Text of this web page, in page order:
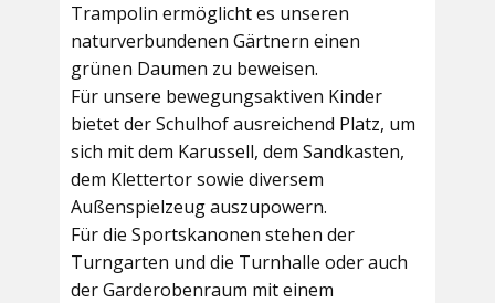
Trampolin ermöglicht es unseren
naturverbundenen Gärtnern einen
grünen Daumen zu beweisen.
Für unsere bewegungsaktiven Kinder
bietet derSchulhofausreichend Platz, um
sich mit dem Karussell, dem Sandkasten,
dem Klettertor sowie diversem
Außenspielzeug auszupowern.
Für die Sportskanonen stehen der
Turngarten und die Turnhalle oder auch
derGarderobenraum mit einem